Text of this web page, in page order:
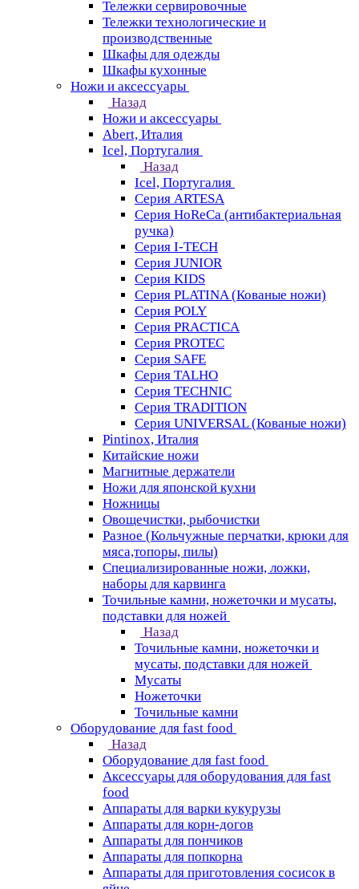
Тележки сервировочные
Тележки технологические и
производственные
Шкафы для одежды
Шкафы кухонные
Ножи и аксессуары
Назад
Ножи и аксессуары
Abert, Италия
Icel, Португалия
Назад
Icel, Португалия
Серия ARTESA
Серия HoReCa (антибактериальная
ручка)
Серия I-TECH
Серия JUNIOR
Серия KIDS
Серия PLATINA (Кованые ножи)
Серия POLY
Серия PRACTICA
Серия PROTEC
Серия SAFE
Серия TALHO
Серия TECHNIC
Серия TRADITION
Серия UNIVERSAL (Кованые ножи)
Pintinox, Италия
Китайские ножи
Магнитные держатели
Ножи для японской кухни
Ножницы
Овощечистки, рыбочистки
Разное (Кольчужные перчатки, крюки для
мяса,топоры, пилы)
Специализированные ножи, ложки,
наборы для карвинга
Точильные камни, ножеточки и мусаты,
подставки для ножей
Назад
Точильные камни, ножеточки и
мусаты, подставки для ножей
Мусаты
Ножеточки
Точильные камни
Оборудование для fast food
Назад
Оборудование для fast food
Аксессуары для оборудования для fast
food
Аппараты для варки кукурузы
Аппараты для корн-догов
Аппараты для пончиков
Аппараты для попкорна
Аппараты для приготовления сосисок в